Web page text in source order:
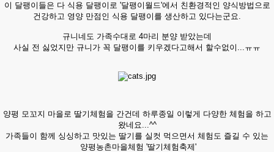
이 달팽이들은 다 식용 달팽이로 '달팽이월드'에서 친환경적인 양식방법으로
건강하고 영양 만점인 식용 달팽이를 생산하고 있다는군요.
규니네도 가족수대로 4마리 분양 받았는데
사실 전 싫었지만 규니가 꼭 달팽이를 키우겠다고해서 할수없이...ㅠㅠ
양평 모꼬지 마을로 딸기체험을 간건데 하루종일 이렇게 다양한 체험을 하고
왔네요...^^
가족들이 함께 싱싱하고 맛있는 딸기를 실컷 먹으면서 체험도 즐길 수 있는
양평농촌마을체험 '딸기체험축제'